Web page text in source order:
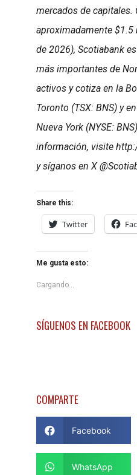
mercados de capitales.
aproximadamente $1.5
de 2026), Scotiabank
más importantes de
activos y cotiza en la
Toronto (TSX: BNS) y
Nueva York (NYSE:
información, visite
y síganos en X
Share this:
Twitter
Me gusta esto:
Cargando...
SÍGUENOS EN FACEBOOK
COMPARTE
Facebook
WhatsApp